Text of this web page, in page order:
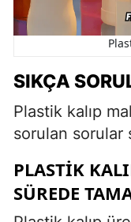
SIKÇA
Plastik kalıp
sorulan sorular
PLASTIK
SÜREDE